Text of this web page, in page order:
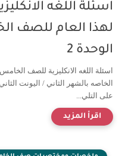
اسئلة اللغه
لهذا العام للصف
الوحدة 2
اسئلة اللغه الانكليزية للصف
الخاصه بالشهر الثاني / اليونت
على التلي...